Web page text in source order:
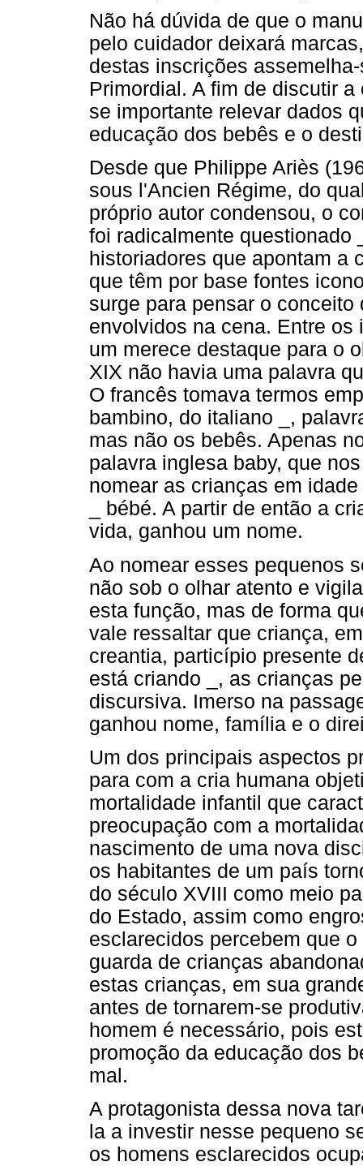
Não há dúvida de que o
pelo cuidador deixará
destas inscrições
Primordial. A fim de discutir
se importante relevar dados
educação dos bebês e o
Desde que Philippe Ariès
sous l'Ancien Régime, do
próprio autor condensou, o
foi radicalmente questionado
historiadores que apontam a
que têm por base fontes
surge para pensar o
envolvidos na cena. Entre os
um merece destaque para o
XIX não havia uma palavra
O francês tomava termos
bambino, do italiano _,
mas não os bebês. Apenas
palavra inglesa baby, que
nomear as crianças em
_ bébé. A partir de então a
vida, ganhou um nome.
Ao nomear esses pequenos
não sob o olhar atento e
esta função, mas de forma
vale ressaltar que criança,
creantia, particípio presente
está criando _, as crianças
discursiva. Imerso na
ganhou nome, família e o
Um dos principais aspectos
para com a cria humana
mortalidade infantil que
preocupação com a
nascimento de uma nova
os habitantes de um país
do século XVIII como meio
do Estado, assim como
esclarecidos percebem que
guarda de crianças
estas crianças, em sua
antes de tornarem-se
homem é necessário, pois
promoção da educação dos
mal.
A protagonista dessa nova
la a investir nesse pequeno
os homens esclarecidos